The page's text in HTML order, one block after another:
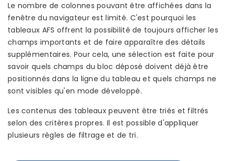
Le nombre de colonnes pouvant être affichées dans la
fenêtre du navigateur est limité. C'est pourquoi les
tableaux AFS offrent la possibilité de toujours afficher les
champs importants et de faire apparaître des détails
supplémentaires. Pour cela, une sélection est faite pour
savoir quels champs du bloc déposé doivent déjà être
positionnés dans la ligne du tableau et quels champs ne
sont visibles qu'en mode développé.
Les contenus des tableaux peuvent être triés et filtrés
selon des critères propres. Il est possible d'appliquer
plusieurs règles de filtrage et de tri.